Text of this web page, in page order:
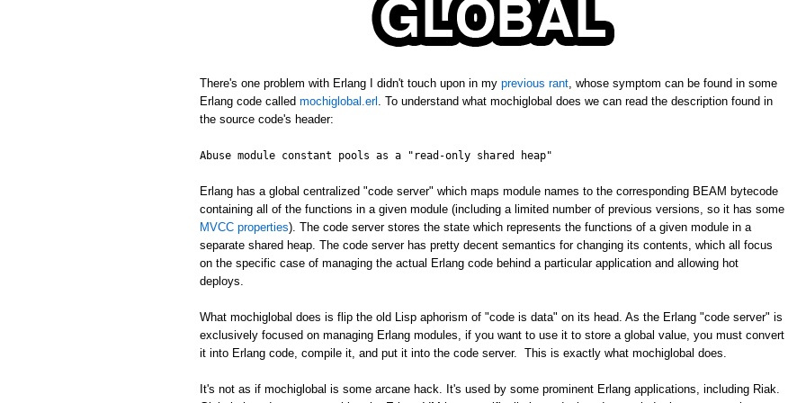
There's one problem with Erlang I didn't touch upon in my previous rant , whose symptom can be found in some
Erlang code called mochiglobal.erl . To understand what mochiglobal does we can read the description found in
the source code's header:
Abuse module constant pools as a "read-only shared heap"
Erlang has a global centralized "code server" which maps module names to the corresponding BEAM bytecode
containing all of the functions in a given module (including a limited number of previous versions, so it has some
MVCC properties). The code server stores the state which represents the functions of a given module in a
separate shared heap. The code server has pretty decent semantics for changing its contents, which all focus
on the specific case of managing the actual Erlang code behind a particular application and allowing hot
deploys.
What mochiglobal does is flip the old Lisp aphorism of "code is data" on its head. As the Erlang "code server" is
exclusively focused on managing Erlang modules, if you want to use it to store a global value, you must convert
it into Erlang code, compile it, and put it into the code server. This is exactly what mochiglobal does.
It's not as if mochiglobal is some arcane hack. It's used by some prominent Erlang applications, including Riak.